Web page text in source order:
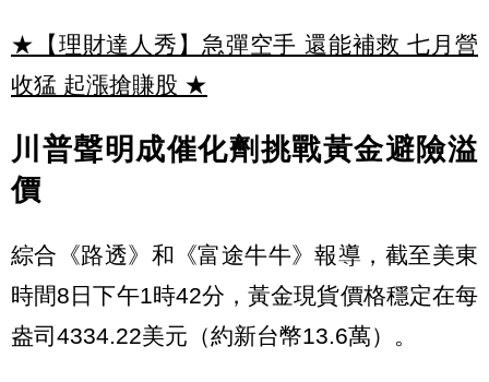
★【理財達人秀】急彈空手 還能補救 七月營
收猛 起漲搶賺股 ★
川普聲明成催化劑挑戰黃金避險溢
價
綜合《路透》和《富途牛牛》報導，截至美東
時間8日下午1時42分，黃金現貨價格穩定在每
盎司4334.22美元（約新台幣13.6萬）。